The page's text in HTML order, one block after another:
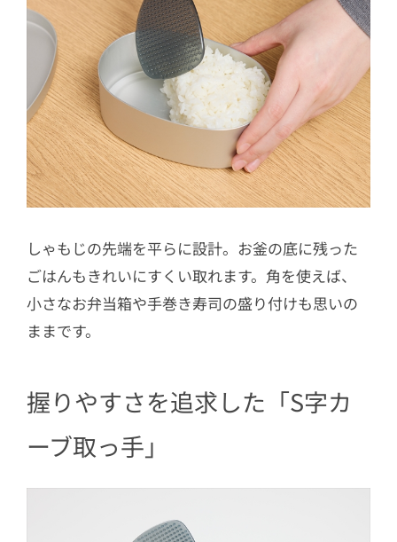
しゃもじの先端を平らに設計。お釜の底に残った
ごはんもきれいにすくい取れます。角を使えば、
小さなお弁当箱や手巻き寿司の盛り付けも思いの
ままです。
握りやすさを追求した「S字カ
ーブ取っ手」